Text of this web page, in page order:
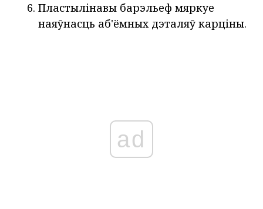
Пластылінавы барэльеф мяркуе
наяўнасць аб'ёмных дэталяў карціны.
ad